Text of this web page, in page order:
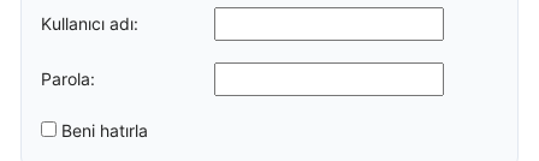
Kullanıcı adı:
Parola:
Beni hatırla